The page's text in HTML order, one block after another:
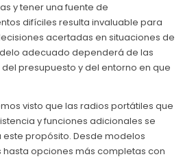
y tener una fuente de
difíciles resulta invaluable para
acertadas en situaciones de
adecuado dependerá de las
presupuesto y del entorno en que
visto que las radios portátiles que
y funciones adicionales se
propósito. Desde modelos
opciones más completas con